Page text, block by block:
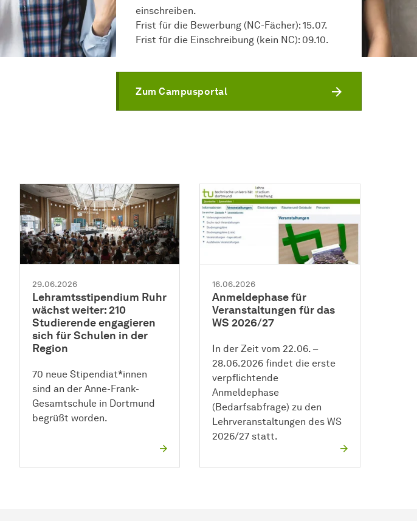
einschreiben.
Frist für die Bewerbung (NC-Fächer): 15.07.
Frist für die Einschreibung (kein NC): 09.10.
Zum Campusportal
29.06.2026
Lehramtsstipendium Ruhr
wächst weiter: 210
Studierende engagieren
sich für Schulen in der
Region
70 neue Stipendiat*innen
sind an der Anne-Frank-
Gesamtschule in Dortmund
begrüßt worden.
16.06.2026
Anmeldephase für
Veranstaltungen für das
WS 2026/27
In der Zeit vom 22.06. –
28.06.2026 findet die erste
verpflichtende
Anmeldephase
(Bedarfsabfrage) zu den
Lehrveranstaltungen des WS
2026/27 statt.